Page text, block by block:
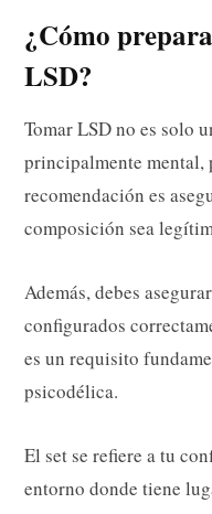
¿Cómo
LSD?
Tomar LSD no es solo
principalmente mental,
recomendación es
composición sea
Además, debes
configurados
es un requisito
psicodélica.
El set se refiere a tu
entorno donde tiene